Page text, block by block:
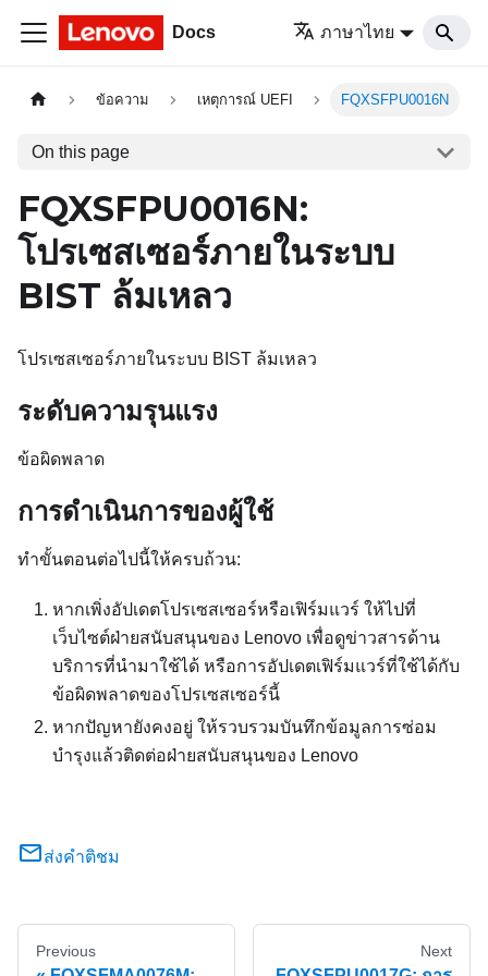
Docs ภาษาไทย
ข้อความ เหตุการณ์ UEFI FQXSFPU0016N
On this page
FQXSFPU0016N:
โปรเซสเซอร์ภายในระบบ
BIST ล้มเหลว
โปรเซสเซอร์ภายในระบบ BIST ล้มเหลว
ระดับความรุนแรง
ข้อผิดพลาด
การดำเนินการของผู้ใช้
ทำขั้นตอนต่อไปนี้ให้ครบถ้วน:
หากเพิ่งอัปเดตโปรเซสเซอร์หรือเฟิร์มแวร์ ให้ไปที่
เว็บไซต์ฝ่ายสนับสนุนของ Lenovo เพื่อดูข่าวสารด้าน
บริการที่นำมาใช้ได้ หรือการอัปเดตเฟิร์มแวร์ที่ใช้ได้กับ
ข้อผิดพลาดของโปรเซสเซอร์นี้
หากปัญหายังคงอยู่ ให้รวบรวมบันทึกข้อมูลการซ่อม
บำรุงแล้วติดต่อฝ่ายสนับสนุนของ Lenovo
ส่งคำติชม
Previous Next